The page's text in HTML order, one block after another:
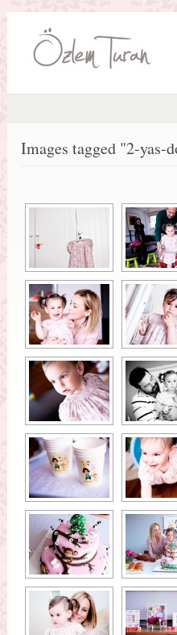
Images tagged "2-yas-